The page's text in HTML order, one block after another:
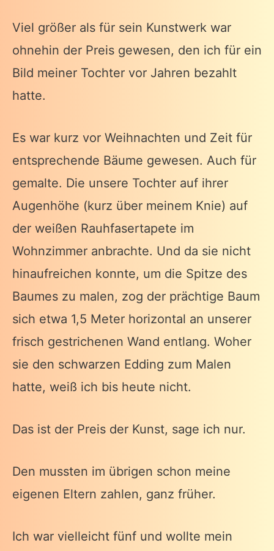
Viel größer als für sein Kunstwerk war
ohnehin der Preis gewesen, den ich für ein
Bild meiner Tochter vor Jahren bezahlt
hatte.
Es war kurz vor Weihnachten und Zeit für
entsprechende Bäume gewesen. Auch für
gemalte. Die unsere Tochter auf ihrer
Augenhöhe (kurz über meinem Knie) auf
der weißen Rauhfasertapete im
Wohnzimmer anbrachte. Und da sie nicht
hinaufreichen konnte, um die Spitze des
Baumes zu malen, zog der prächtige Baum
sich etwa 1,5 Meter horizontal an unserer
frisch gestrichenen Wand entlang. Woher
sie den schwarzen Edding zum Malen
hatte, weiß ich bis heute nicht.
Das ist der Preis der Kunst, sage ich nur.
Den mussten im übrigen schon meine
eigenen Eltern zahlen, ganz früher.
Ich war vielleicht fünf und wollte mein